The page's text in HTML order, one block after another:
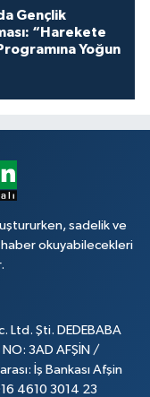
Gençlik
“Harekete
Yoğun
sadelik ve
okuyabilecekleri
Ltd. Şti. DEDEBABA
NO: 3AD AFŞİN /
İş Bankası Afşin
4610 3014 23